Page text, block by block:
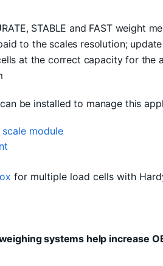
STABLE and FAST weight
to the scales resolution;
at the correct capacity for the
be installed to manage this
module
for multiple load cells with
systems help increase